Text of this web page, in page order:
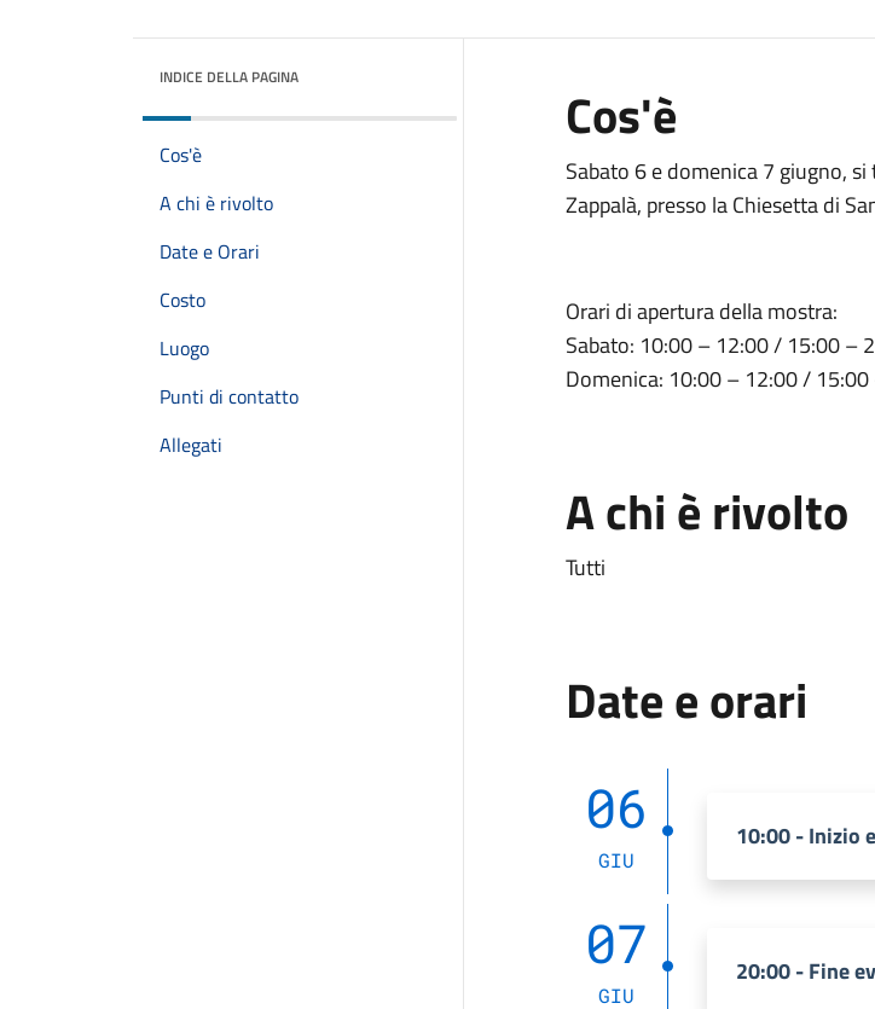
INDICE DELLA PAGINA
Cos'è
A chi è rivolto
Date e Orari
Costo
Luogo
Punti di contatto
Allegati
Cos'è
Sabato 6 e domenica 7 giugno,
Zappalà, presso la Chiesetta di
Orari di apertura della mostra:
Sabato: 10:00 – 12:00 / 15:00 –
Domenica: 10:00 – 12:00 /
A chi è rivolto
Tutti
Date e orari
06
GIU
10:00 - Inizio
07
GIU
20:00 - Fine